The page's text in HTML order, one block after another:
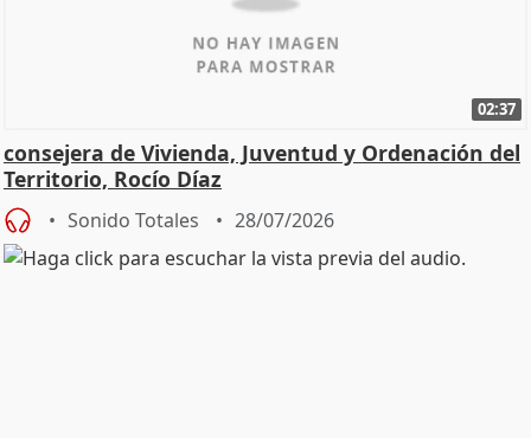
02:37
consejera de Vivienda, Juventud y Ordenación del
Territorio, Rocío Díaz
Sonido Totales 28/07/2026